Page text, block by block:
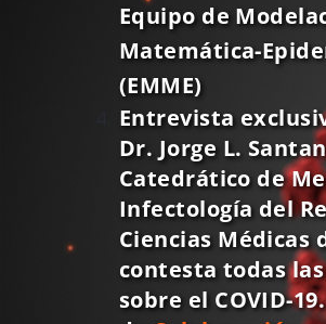
Equipo de
Matemática-
(EMME)
Entrevista
Dr. Jorge L.
Catedrático de
Infectología del
Ciencias Médicas
contesta todas
sobre el COVID-